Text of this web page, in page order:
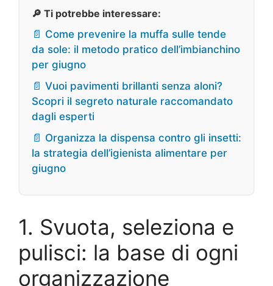
🔎 Ti potrebbe interessare:
📄 Come prevenire la muffa sulle tende
da sole: il metodo pratico dell’imbianchino
per giugno
📄 Vuoi pavimenti brillanti senza aloni?
Scopri il segreto naturale raccomandato
dagli esperti
📄 Organizza la dispensa contro gli insetti:
la strategia dell’igienista alimentare per
giugno
1. Svuota, seleziona e
pulisci: la base di ogni
organizzazione